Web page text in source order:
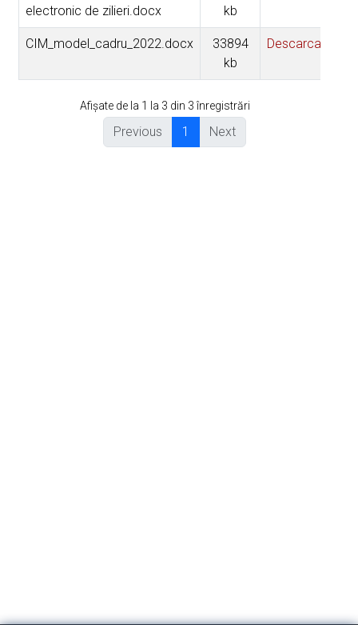
electronic de zilieri.docx
kb
CIM_model_cadru_2022.docx
33894
kb
Descarca
Afișate de la 1 la 3 din 3 înregistrări
Previous 1 Next